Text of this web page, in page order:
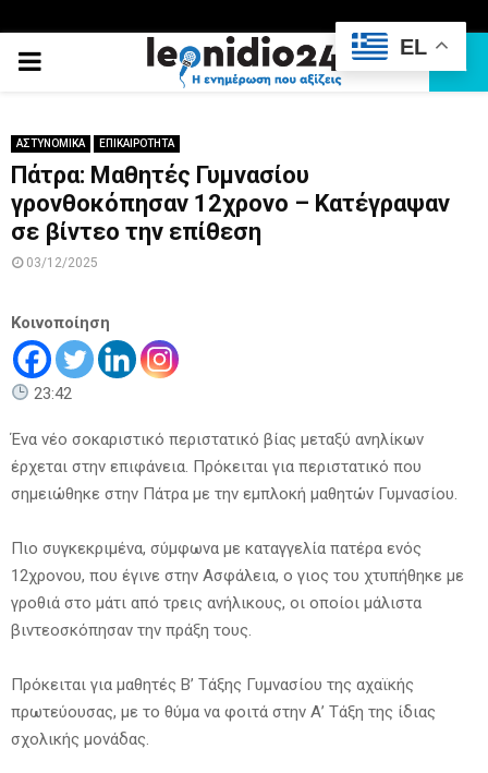
PRIMARY
ΑΣΤΥΝΟΜΙΚΑ ΕΠΙΚΑΙΡΟΤΗΤΑ
Πάτρα: Μαθητές Γυμνασίου
γρονθοκόπησαν 12χρονο – Κατέγραψαν
σε βίντεο την επίθεση
03/12/2025
Κοινοποίηση
23:42
Ένα νέο σοκαριστικό περιστατικό βίας μεταξύ ανηλίκων
έρχεται στην επιφάνεια. Πρόκειται για περιστατικό που
σημειώθηκε στην Πάτρα με την εμπλοκή μαθητών Γυμνασίου.
Πιο συγκεκριμένα, σύμφωνα με καταγγελία πατέρα ενός
12χρονου, που έγινε στην Ασφάλεια, ο γιος του χτυπήθηκε με
γροθιά στο μάτι από τρεις ανήλικους, οι οποίοι μάλιστα
βιντεοσκόπησαν την πράξη τους.
Πρόκειται για μαθητές Β’ Τάξης Γυμνασίου της αχαϊκής
πρωτεύουσας, με το θύμα να φοιτά στην Α’ Τάξη της ίδιας
σχολικής μονάδας.
EL